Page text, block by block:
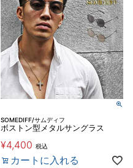
SOMEDIFF/サムディフ
ボストン型メタルサングラス
¥4,400 税込
カートに入れる